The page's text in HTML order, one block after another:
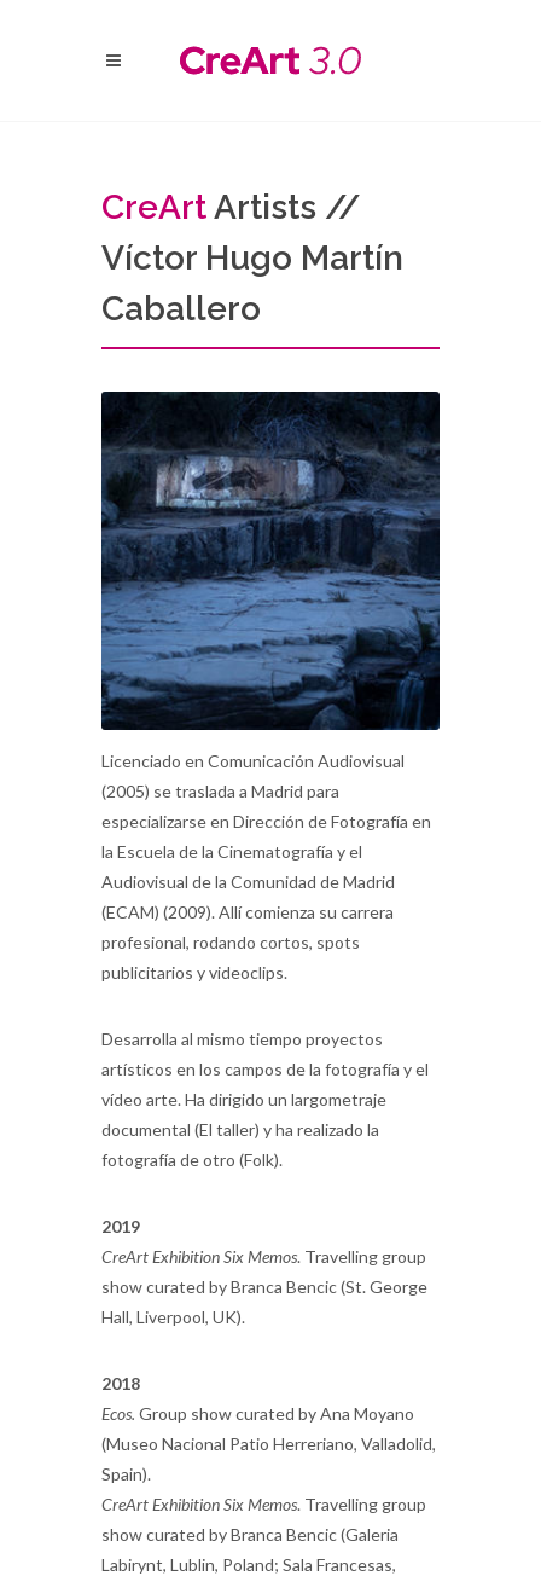
CreArtArtists //
Víctor Hugo Martín
Caballero
Licenciado en Comunicación Audiovisual
(2005) se traslada a Madrid para
especializarse en Dirección de Fotografía en
la Escuela de la Cinematografía y el
Audiovisual de la Comunidad de Madrid
(ECAM) (2009). Allí comienza su carrera
profesional, rodando cortos, spots
publicitarios y videoclips.
Desarrolla al mismo tiempo proyectos
artísticos en los campos de la fotografía y el
vídeo arte. Ha dirigido un largometraje
documental (El taller) y ha realizado la
fotografía de otro (Folk).
2019
CreArt Exhibition Six Memos. Travelling group
show curated by Branca Bencic (St. George
Hall, Liverpool, UK).
2018
Ecos. Group show curated by Ana Moyano
(Museo Nacional Patio Herreriano, Valladolid,
Spain).
CreArt Exhibition Six Memos. Travelling group
show curated by Branca Bencic (Galeria
Labirynt, Lublin, Poland; Sala Francesas,